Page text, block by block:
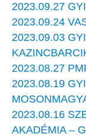
2023.09.27
2023.09.24
2023.09.03
2023.08.27
2023.08.19
2023.08.16
AKADÉMIA –